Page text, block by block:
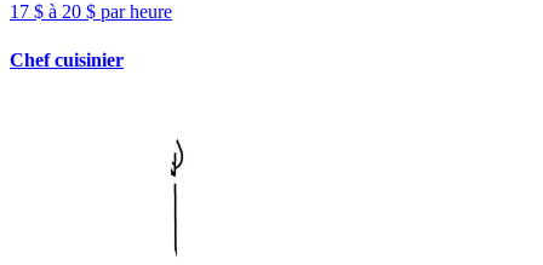
17 $ à 20 $ par heure
Chef cuisinier